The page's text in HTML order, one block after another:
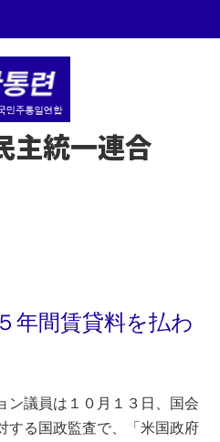
主統一連合
年間賃貸料を払わ
ン議員は１０月１３日、国会
する国政監査で、「米国政府